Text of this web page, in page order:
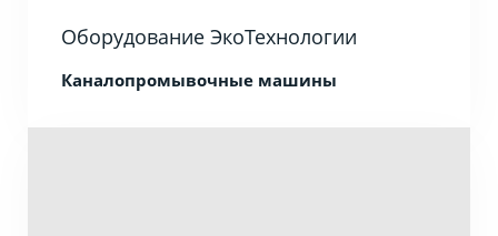
Оборудование ЭкоТехнологии
Каналопромывочные машины